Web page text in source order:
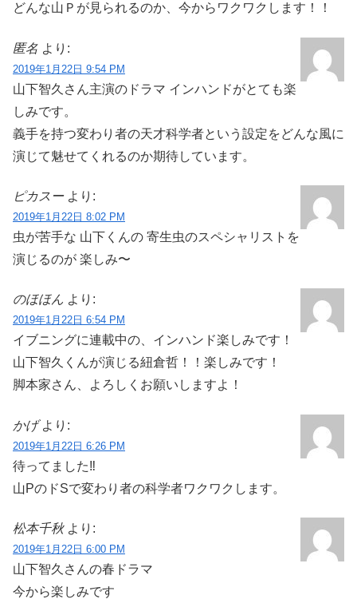
どんな山Ｐが見られるのか、今からワクワクします！！
匿名 より:
2019年1月22日 9:54 PM
山下智久さん主演のドラマ インハンドがとても楽
しみです。
義手を持つ変わり者の天才科学者という設定をどんな風に
演じて魅せてくれるのか期待しています。
ピカスー より:
2019年1月22日 8:02 PM
虫が苦手な 山下くんの 寄生虫のスペシャリストを
演じるのが 楽しみ〜
のほほん より:
2019年1月22日 6:54 PM
イブニングに連載中の、インハンド楽しみです！
山下智久くんが演じる紐倉哲！！楽しみです！
脚本家さん、よろしくお願いしますよ！
かげ より:
2019年1月22日 6:26 PM
待ってました‼
山PのドSで変わり者の科学者ワクワクします。
松本千秋 より:
2019年1月22日 6:00 PM
山下智久さんの春ドラマ
今から楽しみです